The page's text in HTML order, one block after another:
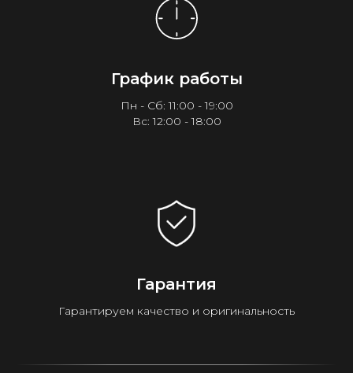
График работы
Пн - Сб: 11:00 - 19:00
Вс: 12:00 - 18:00
Гарантия
Гарантируем качество и оригинальность